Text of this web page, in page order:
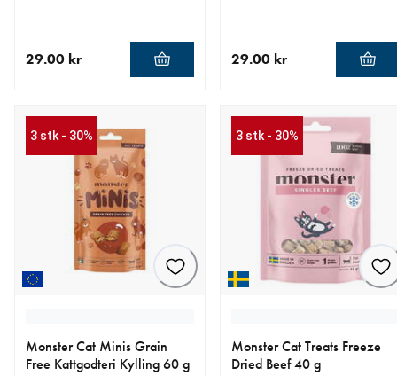
29.00 kr 29.00 kr
3 stk - 30%
Monster Cat Minis Grain
Free Kattgodteri Kylling 60 g
3 stk - 30%
Monster Cat Treats Freeze
Dried Beef 40 g